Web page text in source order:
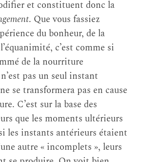
et constituent donc la
. Que vous fassiez
du bonheur, de la
c’est comme si
de la nourriture
pas un seul instant
se transformera pas en cause
C’est sur la base des
que les moments ultérieurs
les instants antérieurs étaient
autre « incomplets », leurs